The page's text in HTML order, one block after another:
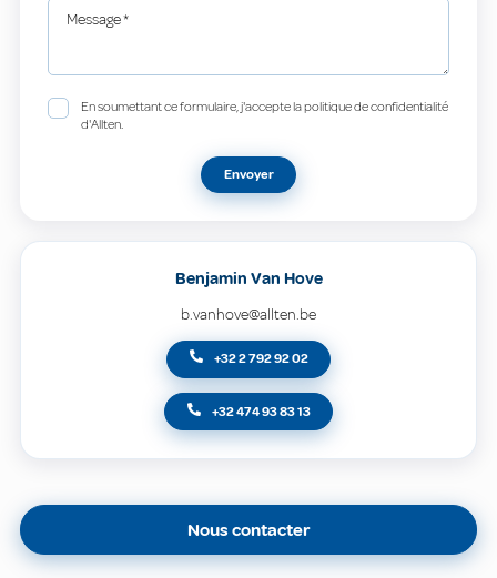
Message*
En soumettant ce formulaire, j'accepte la politique de confidentialité
d'Allten.
Envoyer
Benjamin Van Hove
b.vanhove@allten.be
+32 2 792 92 02
+32 474 93 83 13
Nous contacter